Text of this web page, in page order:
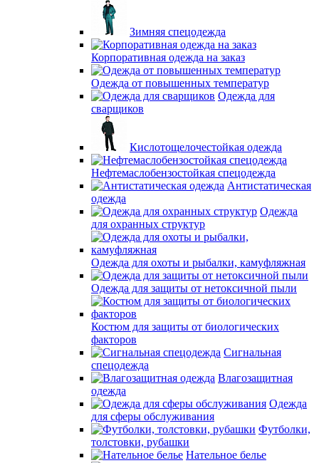
Зимняя спецодежда
Корпоративная одежда на заказ
Одежда от повышенных температур
Одежда для
сварщиков
Кислотощелочестойкая одежда
Нефтемаслобензостойкая спецодежда
Антистатическая
одежда
Одежда
для охранных структур
Одежда для охоты и рыбалки, камуфляжная
Одежда для защиты от нетоксичной пыли
Костюм для защиты от биологических
факторов
Сигнальная
спецодежда
Влагозащитная
одежда
Одежда
для сферы обслуживания
Футболки,
толстовки, рубашки
Нательное белье